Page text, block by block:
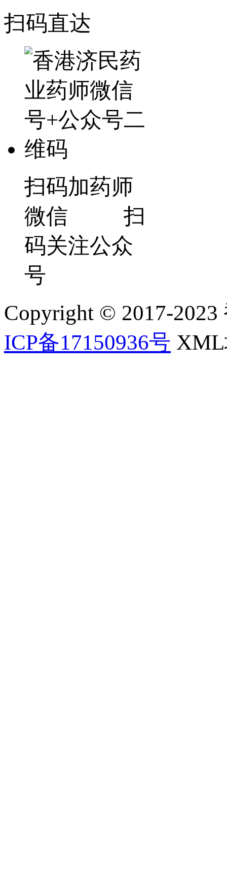
扫码直达
扫码加药师
微信 扫
码关注公众
号
Copyright © 2017-2023
ICP备17150936号